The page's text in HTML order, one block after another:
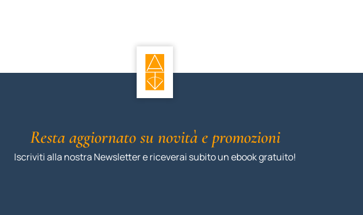
Resta aggiornato su novità e promozioni
Iscriviti alla nostra Newsletter e riceverai subito un ebook gratuito!